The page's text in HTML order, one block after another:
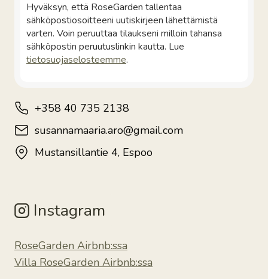
Hyväksyn, että RoseGarden tallentaa
sähköpostiosoitteeni uutiskirjeen lähettämistä
varten. Voin peruuttaa tilaukseni milloin tahansa
sähköpostin peruutuslinkin kautta. Lue
tietosuojaselosteemme.
+358 40 735 2138
susannamaaria.aro@gmail.com
Mustansillantie 4, Espoo
Instagram
RoseGarden Airbnb:ssa
Villa RoseGarden Airbnb:ssa